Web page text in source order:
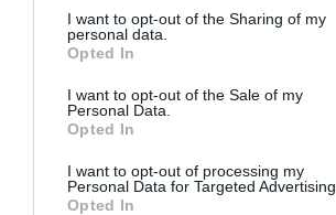
I want to opt-out of the Sharing of my
personal data.
Opted In
I want to opt-out of the Sale of my
Personal Data.
Opted In
I want to opt-out of processing my
Personal Data for Targeted Advertising.
Opted In